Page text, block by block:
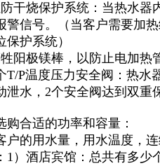
干烧保护系统：当热水
警信号。（当客户需要加
保护系统）
阳极镁棒，以防止电加热
T/P温度压力安全阀：热水
泄水，2个安全阀达到双重
购合适的功率和容量：
户的用水量，用水温度，
1）酒店宾馆：总共有多少